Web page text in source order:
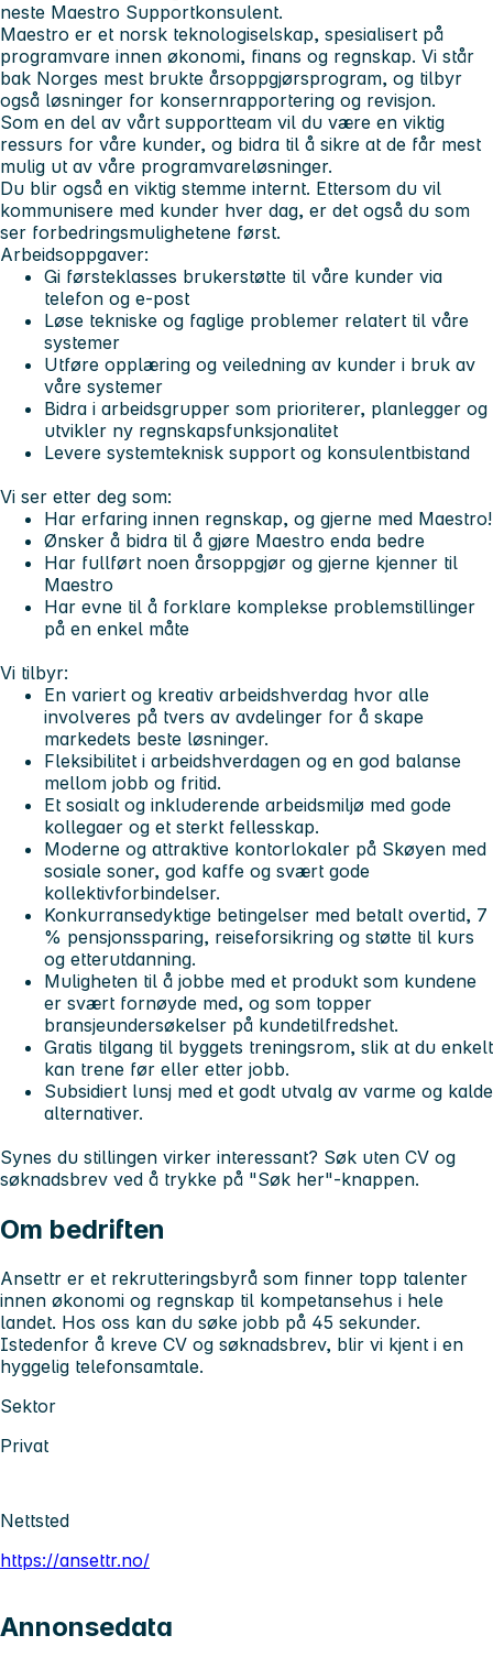
neste Maestro Supportkonsulent.
Maestro er et norsk teknologiselskap, spesialisert på
programvare innen økonomi, finans og regnskap. Vi står
bak Norges mest brukte årsoppgjørsprogram, og tilbyr
også løsninger for konsernrapportering og revisjon.
Som en del av vårt supportteam vil du være en viktig
ressurs for våre kunder, og bidra til å sikre at de får mest
mulig ut av våre programvareløsninger.
Du blir også en viktig stemme internt. Ettersom du vil
kommunisere med kunder hver dag, er det også du som
ser forbedringsmulighetene først.
Arbeidsoppgaver:
Gi førsteklasses brukerstøtte til våre kunder via
telefon og e-post
Løse tekniske og faglige problemer relatert til våre
systemer
Utføre opplæring og veiledning av kunder i bruk av
våre systemer
Bidra i arbeidsgrupper som prioriterer, planlegger og
utvikler ny regnskapsfunksjonalitet
Levere systemteknisk support og konsulentbistand
Vi ser etter deg som:
Har erfaring innen regnskap, og gjerne med Maestro!
Ønsker å bidra til å gjøre Maestro enda bedre
Har fullført noen årsoppgjør og gjerne kjenner til
Maestro
Har evne til å forklare komplekse problemstillinger
på en enkel måte
Vi tilbyr:
En variert og kreativ arbeidshverdag hvor alle
involveres på tvers av avdelinger for å skape
markedets beste løsninger.
Fleksibilitet i arbeidshverdagen og en god balanse
mellom jobb og fritid.
Et sosialt og inkluderende arbeidsmiljø med gode
kollegaer og et sterkt fellesskap.
Moderne og attraktive kontorlokaler på Skøyen med
sosiale soner, god kaffe og svært gode
kollektivforbindelser.
Konkurransedyktige betingelser med betalt overtid, 7
% pensjonssparing, reiseforsikring og støtte til kurs
og etterutdanning.
Muligheten til å jobbe med et produkt som kundene
er svært fornøyde med, og som topper
bransjeundersøkelser på kundetilfredshet.
Gratis tilgang til byggets treningsrom, slik at du enkelt
kan trene før eller etter jobb.
Subsidiert lunsj med et godt utvalg av varme og kalde
alternativer.
Synes du stillingen virker interessant? Søk uten CV og
søknadsbrev ved å trykke på "Søk her"-knappen.
Om bedriften
Ansettr er et rekrutteringsbyrå som finner topp talenter
innen økonomi og regnskap til kompetansehus i hele
landet. Hos oss kan du søke jobb på 45 sekunder.
Istedenfor å kreve CV og søknadsbrev, blir vi kjent i en
hyggelig telefonsamtale.
Sektor
Privat
Nettsted
https://ansettr.no/
Annonsedata